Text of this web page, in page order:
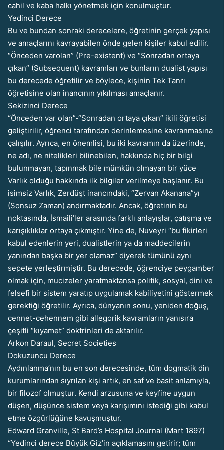
cahil ve kaba halkı yönetmek için konulmuştur.
Yedinci Derece
Bu ve bundan sonraki derecelere, öğretinin gerçek yapısı
ve amaçlarını kavrayabilen önde gelen kişiler kabul edilir.
“Önceden varolan” (Pre-existent) ve “Sonradan ortaya
çıkan” (Subsequent) kavramları ve bunların dualist yapısı
bu derecede öğretilir ve böylece, kişinin Tek Tanrı
öğretisine olan inancının yıkılması amaçlanır.
Sekizinci Derece
“Önceden var olan”-“Sonradan ortaya çıkan” ikili öğretisi
geliştirilir, öğrenci tarafından derinlemesine kavranmasına
çalışılır. Ayrıca, en önemlisi, bu iki kavramın da üzerinde,
ne adı, ne nitelikleri bilinebilen, hakkında hiç bir bilgi
bulunmayan, tapınmak bile mümkün olmayan bir yüce
Varlık olduğu hakkında ilk bilgiler verilmeye başlanır. Bu
isimsiz Varlık, Zerdüşt inancındaki, “Zervan Akanana”yı
(Sonsuz Zaman) andırmaktadır. Ancak, öğretinin bu
noktasında, İsmaili’ler arasında farklı anlayışlar, çatışma ve
karışıklıklar ortaya çıkmıştır. Yine de, Nuveyri “bu fikirleri
kabul edenlerin yeri, dualistlerin ya da maddecilerin
yanından başka bir yer olamaz” diyerek tümünü aynı
sepete yerleştirmiştir. Bu derecede, öğrenciye peygamber
olmak için, mucizeler yaratmaktansa politik, sosyal, dini ve
felsefi bir sistem yaratıp uygulamak kabiliyetini göstermek
gerektiği öğretilir. Ayrıca, dünyanın sonu, yeniden doğuş,
cennet-cehennem gibi allegorik kavramların yanısıra
çeşitli “kıyamet” doktrinleri de aktarılır.
Arkon Daraul, Secret Societies
Dokuzuncu Derece
Aydınlanma’nın bu en son derecesinde, tüm dogmatik din
kurumlarından sıyrılan kişi artık, en saf ve basit anlamıyla,
bir filozof olmuştur. Kendi arzusuna ve keyfine uygun
düşen, düşünce sistem veya karışımını istediği gibi kabul
etme özgürlüğüne kavuşmuştur.
Edward Granville, St Bard’s Hospital Journal (Mart 1897)
“Yedinci derece Büyük Giz’in açıklamasını getirir; tüm